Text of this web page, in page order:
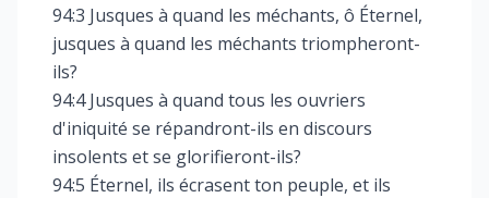
94:3 Jusques à quand les méchants, ô Éternel,
jusques à quand les méchants triompheront-
ils?
94:4 Jusques à quand tous les ouvriers
d'iniquité se répandront-ils en discours
insolents et se glorifieront-ils?
94:5 Éternel, ils écrasent ton peuple, et ils